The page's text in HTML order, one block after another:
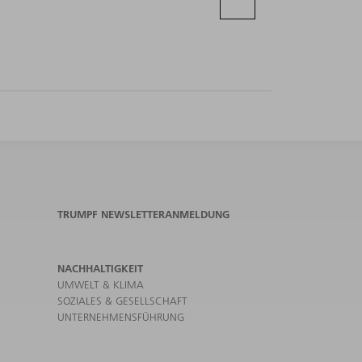
TRUMPF NEWSLETTERANMELDUNG
NACHHALTIGKEIT
UMWELT & KLIMA
SOZIALES & GESELLSCHAFT
UNTERNEHMENSFÜHRUNG